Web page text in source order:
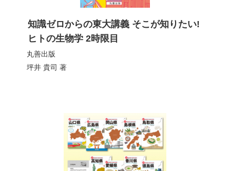
知識ゼロからの東大講義 そこが知りたい!
ヒトの生物学 2時限目
丸善出版
坪井 貴司 著